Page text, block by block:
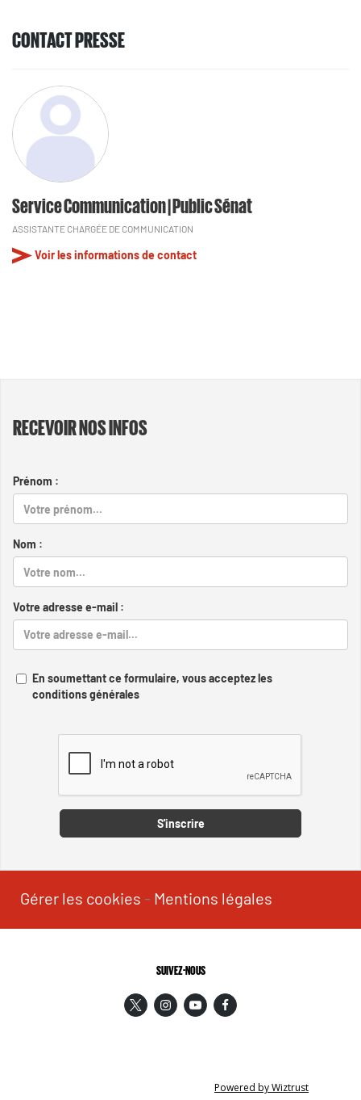
CONTACT PRESSE
Service Communication | Public Sénat
ASSISTANTE CHARGÉE DE COMMUNICATION
Voir les informations de contact
RECEVOIR NOS INFOS
Prénom :
Nom :
Votre adresse e-mail :
En soumettant ce formulaire, vous acceptez les
conditions générales
S'inscrire
Gérer les cookies - Mentions légales
SUIVEZ-NOUS
Powered by Wiztrust